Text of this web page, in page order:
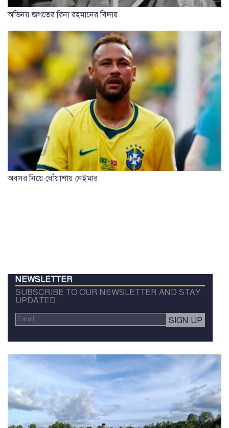
অভিনয় জগতের রিনা রহমানের বিদায়
অবসর নিয়ে ধোঁয়াশায় নেইমার
NEWSLETTER
SUBSCRIBE TO OUR NEWSLETTER AND STAY
UPDATED.